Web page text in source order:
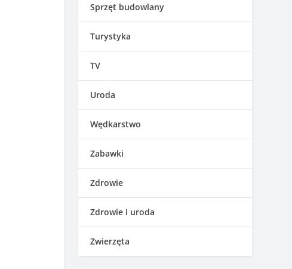
Sprzęt budowlany
Turystyka
TV
Uroda
Wędkarstwo
Zabawki
Zdrowie
Zdrowie i uroda
Zwierzęta